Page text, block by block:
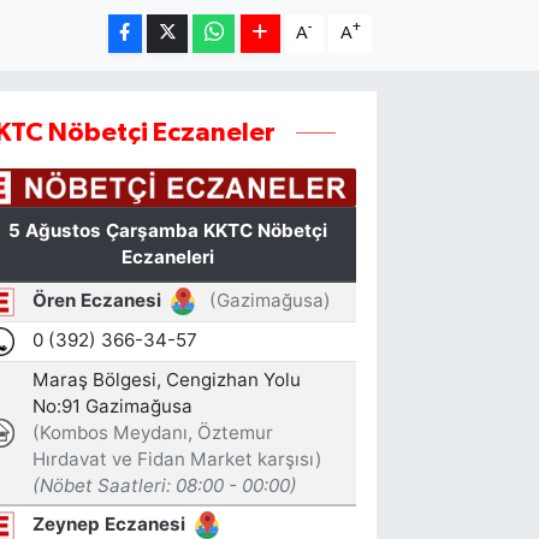
A- A+
Nöbetçi Eczaneler